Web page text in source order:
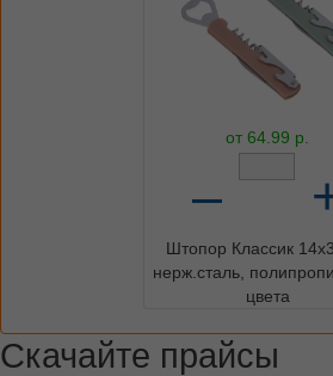
от 64.99 р.
–
Штопор Классик
нерж.сталь,
цвета
Скачайте прайсы